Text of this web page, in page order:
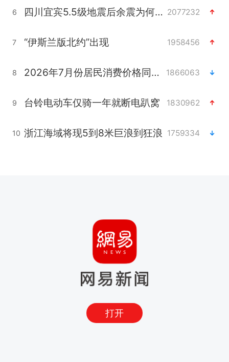
6 四川宜宾5.5级地震后余震为何不断 2077232
7 “伊斯兰版北约”出现 1958456
8 2026年7月份居民消费价格同比上涨0.5% 1866063
9 台铃电动车仅骑一年就断电趴窝 1830962
10 浙江海域将现5到8米巨浪到狂浪 1759334
打开